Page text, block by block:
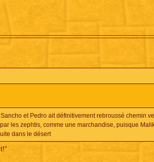
et Pedro ait définitivement rebroussé chemin
les zephtis, comme une marchandise, puisque
dans le désert